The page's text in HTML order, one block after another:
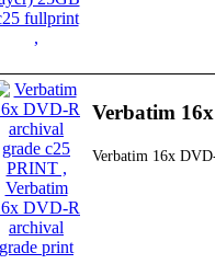
Verbatim
Verbatim 16x